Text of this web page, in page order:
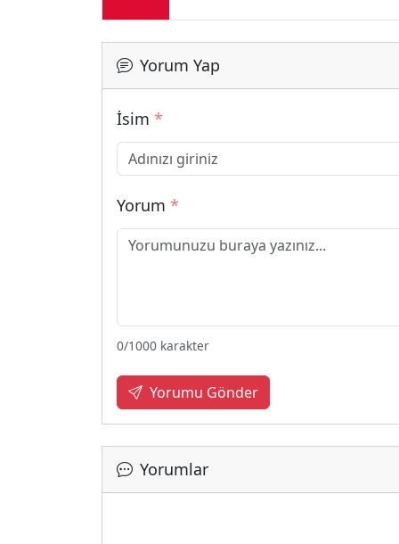
Yorum Yap
İsim *
Yorum *
0/1000 karakter
Yorumu Gönder
Yorumlar